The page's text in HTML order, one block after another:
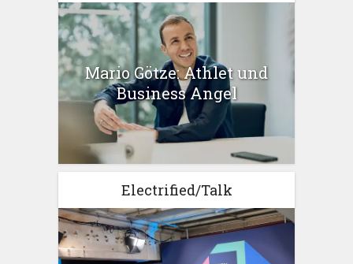
Mario Götze: Athlet und
Business Angel
Electrified/Talk